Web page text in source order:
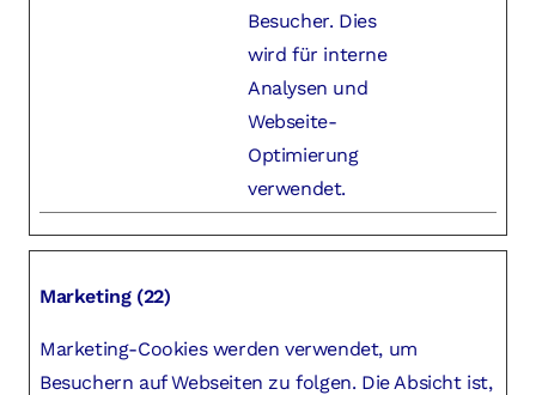
Besucher. Dies
wird für interne
Analysen und
Webseite-
Optimierung
verwendet.
Marketing (22)
Marketing-Cookies werden verwendet, um
Besuchern auf Webseiten zu folgen. Die Absicht ist,